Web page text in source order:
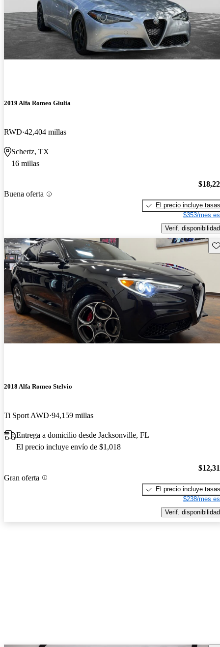
2019 Alfa Romeo Giulia
RWD 42,404 millas
Schertz, TX
16 millas
Buena oferta
El precio incluye tasas
$353/mes
Verif. disponibilidad
2018 Alfa Romeo Stelvio
Ti Sport AWD 94,159 millas
Entrega a domicilio desde Jacksonville, FL
El precio incluye envío de $1,018
Gran oferta
El precio incluye tasas
$238/mes
Verif. disponibilidad